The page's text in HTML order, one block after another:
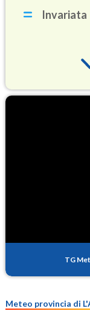
Invariata
PM25
TG
Meteo provincia di